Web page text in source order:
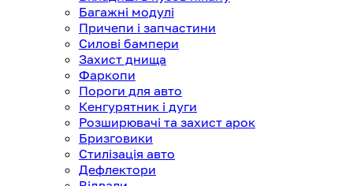
Багажні модулі
Причепи і запчастини
Силові бампери
Захист днища
Фаркопи
Пороги для авто
Кенгурятник і дуги
Розширювачі та захист арок
Бризговики
Стилізація авто
Дефлектори